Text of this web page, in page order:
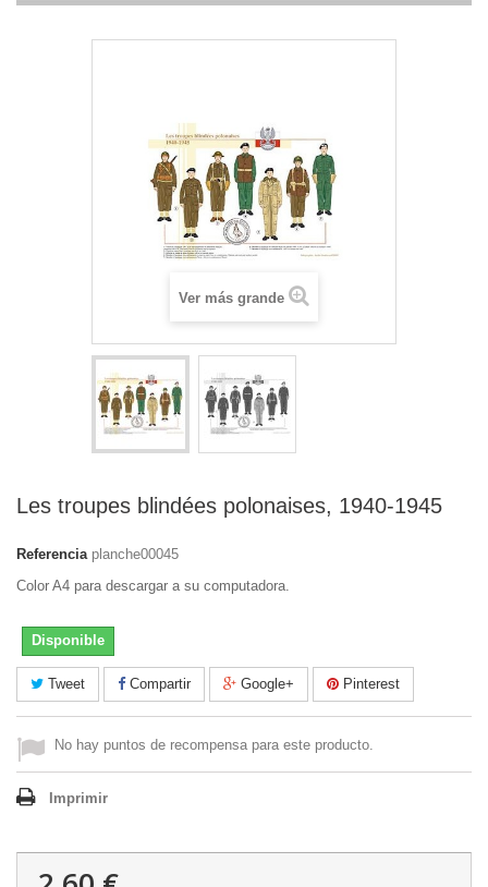
Ver más grande
Les troupes blindées polonaises, 1940-1945
Referencia planche00045
Color A4 para descargar a su computadora.
Disponible
Tweet Compartir Google+ Pinterest
No hay puntos de recompensa para este producto.
Imprimir